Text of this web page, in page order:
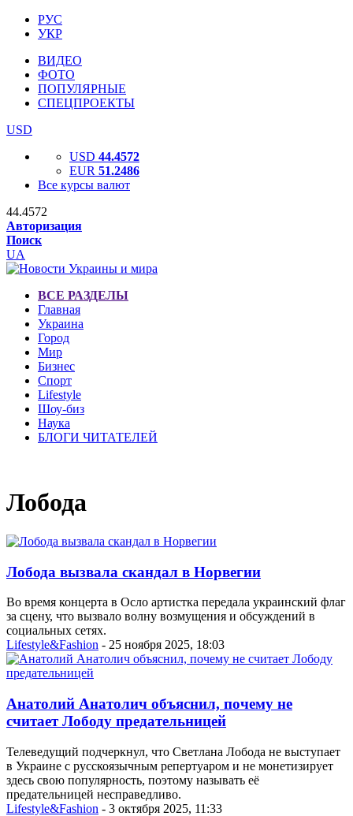
РУС
УКР
ВИДЕО
ФОТО
ПОПУЛЯРНЫЕ
СПЕЦПРОЕКТЫ
USD
USD 44.4572
EUR 51.2486
Все курсы валют
44.4572
Авторизация
Поиск
UA
ВСЕ РАЗДЕЛЫ
Главная
Украина
Город
Мир
Бизнес
Спорт
Lifestyle
Шоу-биз
Наука
БЛОГИ ЧИТАТЕЛЕЙ
Лобода
Лобода вызвала скандал в Норвегии
Во время концерта в Осло артистка передала украинский флаг
за сцену, что вызвало волну возмущения и обсуждений в
социальных сетях.
Lifestyle&Fashion - 25 ноября 2025, 18:03
Анатолий Анатолич объяснил, почему не
считает Лободу предательницей
Телеведущий подчеркнул, что Светлана Лобода не выступает
в Украине с русскоязычным репертуаром и не монетизирует
здесь свою популярность, поэтому называть её
предательницей несправедливо.
Lifestyle&Fashion - 3 октября 2025, 11:33